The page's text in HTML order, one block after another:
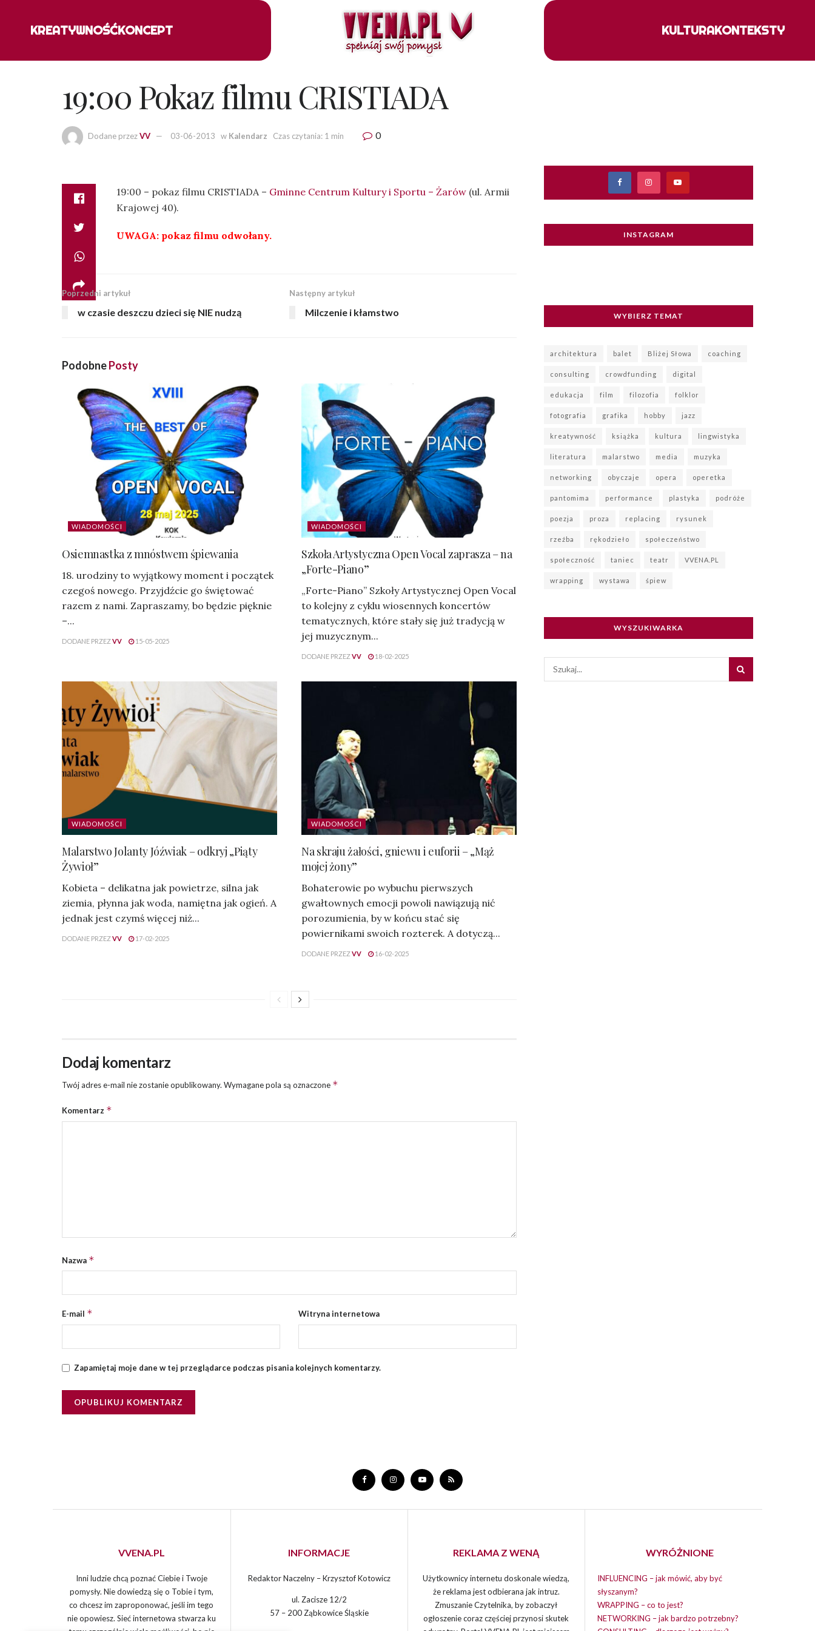
KREATYWNOŚĆKONCEPT KULTURAKONTEKSTY
19:00 Pokaz filmu CRISTIADA
Dodane przezVV 03-06-2013 w Kalendarz Czas czytania: 1 min 0
19:00 – pokaz filmu CRISTIADA – Gminne Centrum Kultury i Sportu – Żarów (ul. Armii
Krajowej 40).
UWAGA: pokaz filmu odwołany.
Poprzedni artykuł
w czasie deszczu dzieci się NIE nudzą
Następny artykuł
Milczenie i kłamstwo
PodobnePosty
WIADOMOŚCI
Osiemnastka z mnóstwem śpiewania
18. urodziny to wyjątkowy moment i początek
czegoś nowego. Przyjdźcie go świętować
razem z nami. Zapraszamy, bo będzie pięknie
–...
DODANE PRZEZVV 15-05-2025
WIADOMOŚCI
Szkoła Artystyczna Open Vocal zaprasza – na
„Forte-Piano”
„Forte-Piano” Szkoły Artystycznej Open Vocal
to kolejny z cyklu wiosennych koncertów
tematycznych, które stały się już tradycją w
jej muzycznym...
DODANE PRZEZVV 18-02-2025
WIADOMOŚCI
Malarstwo Jolanty Jóźwiak – odkryj „Piąty
Żywioł”
Kobieta – delikatna jak powietrze, silna jak
ziemia, płynna jak woda, namiętna jak ogień. A
jednak jest czymś więcej niż...
DODANE PRZEZVV 17-02-2025
WIADOMOŚCI
Na skraju żałości, gniewu i euforii – „Mąż
mojej żony”
Bohaterowie po wybuchu pierwszych
gwałtownych emocji powoli nawiązują nić
porozumienia, by w końcu stać się
powiernikami swoich rozterek. A dotyczą...
DODANE PRZEZVV 16-02-2025
Dodaj komentarz
Twój adres e-mail nie zostanie opublikowany. Wymagane pola są oznaczone *
Komentarz *
Nazwa *
E-mail * Witryna internetowa
Zapamiętaj moje dane w tej przeglądarce podczas pisania kolejnych komentarzy.
INSTAGRAM
WYBIERZ TEMAT
architektura balet Bliżej Słowa coaching
consulting crowdfunding digital
edukacja film filozofia folklor
fotografia grafika hobby jazz
kreatywność książka kultura lingwistyka
literatura malarstwo media muzyka
networking obyczaje opera operetka
pantomima performance plastyka podróże
poezja proza replacing rysunek
rzeźba rękodzieło społeczeństwo
społeczność taniec teatr VVENA.PL
wrapping wystawa śpiew
WYSZUKIWARKA
VVENA.PL
Inni ludzie chcą poznać Ciebie i Twoje
pomysły. Nie dowiedzą się o Tobie i tym,
co chcesz im zaproponować, jeśli im tego
nie opowiesz. Sieć internetowa stwarza ku
INFORMACJE
Redaktor Naczelny – Krzysztof Kotowicz
ul. Zacisze 12/2
57 – 200 Ząbkowice Śląskie
REKLAMA Z WENĄ
Użytkownicy internetu doskonale wiedzą,
że reklama jest odbierana jak intruz.
Zmuszanie Czytelnika, by zobaczył
ogłoszenie coraz częściej przynosi skutek
WYRÓŻNIONE
INFLUENCING – jak mówić, aby być
słyszanym?
WRAPPING – co to jest?
NETWORKING – jak bardzo potrzebny?